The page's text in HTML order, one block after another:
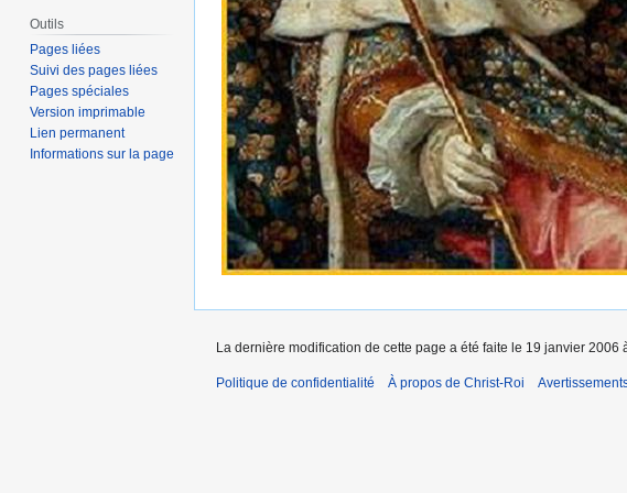
Outils
Pages liées
Suivi des pages liées
Pages spéciales
Version imprimable
Lien permanent
Informations sur la page
La dernière modification de cette page a été faite le 19 janvier 2006
Politique de confidentialité À propos de Christ-Roi